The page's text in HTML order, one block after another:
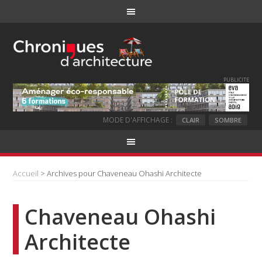
PUBLICITE
MODE D'AFFICHAGE : CLAIR SOMBRE
Accueil > Archives pour Chaveneau Ohashi Architecte
Chaveneau Ohashi
Architecte